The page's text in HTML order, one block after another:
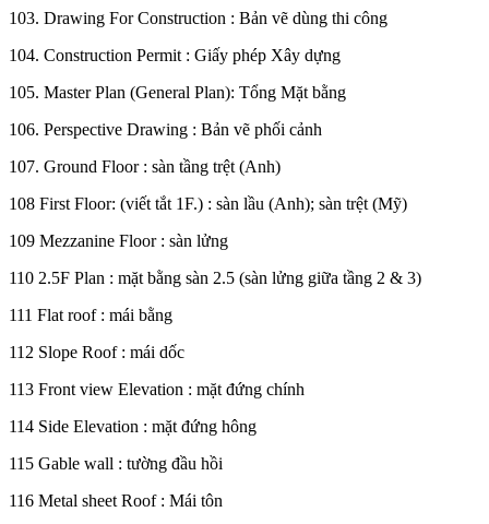
103. Drawing For Construction : Bản vẽ dùng thi công
104. Construction Permit : Giấy phép Xây dựng
105. Master Plan (General Plan): Tổng Mặt bằng
106. Perspective Drawing : Bản vẽ phối cảnh
107. Ground Floor : sàn tầng trệt (Anh)
108 First Floor: (viết tắt 1F.) : sàn lầu (Anh); sàn trệt (Mỹ)
109 Mezzanine Floor : sàn lửng
110 2.5F Plan : mặt bằng sàn 2.5 (sàn lửng giữa tầng 2 & 3)
111 Flat roof : mái bằng
112 Slope Roof : mái dốc
113 Front view Elevation : mặt đứng chính
114 Side Elevation : mặt đứng hông
115 Gable wall : tường đầu hồi
116 Metal sheet Roof : Mái tôn